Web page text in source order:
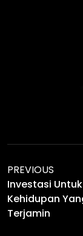
PREVIOUS
Investasi Untuk
Kehidupan
Terjamin